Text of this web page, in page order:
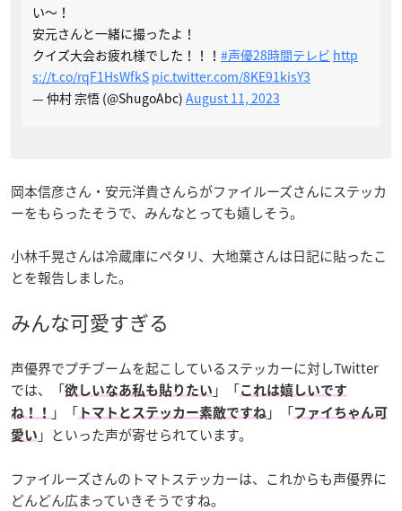
い〜！
安元さんと一緒に撮ったよ！
クイズ大会お疲れ様でした！！！ #声優28時間テレビ http
s://t.co/rqF1HsWfkS pic.twitter.com/8KE91kisY3
— 仲村 宗悟 (@ShugoAbc) August 11, 2023
岡本信彦さん・安元洋貴さんらがファイルーズさんにステッカ
ーをもらったそうで、みんなとっても嬉しそう。
小林千晃さんは冷蔵庫にペタリ、大地葉さんは日記に貼ったこ
とを報告しました。
みんな可愛すぎる
声優界でプチブームを起こしているステッカーに対しTwitter
では、「欲しいなあ私も貼りたい 」「これは嬉しいです
ね！！
」「 トマトとステッカー素敵ですね 」「ファイちゃん可
愛い 」といった声が寄せられています。
ファイルーズさんのトマトステッカーは、これからも声優界に
どんどん広まっていきそうですね。